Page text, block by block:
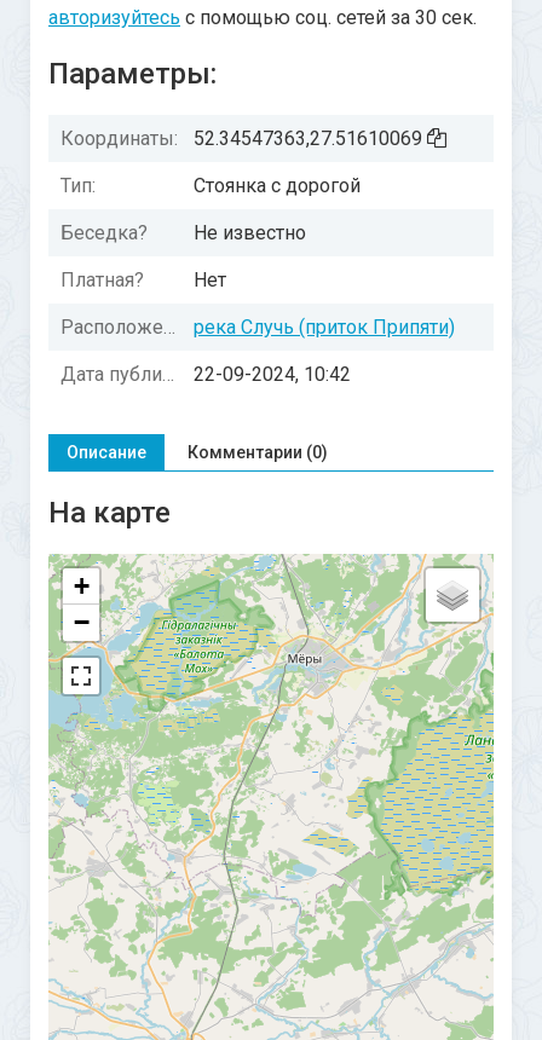
авторизуйтесь с помощью соц. сетей за 30 сек.
Параметры:
Координаты: 52.34547363,27.51610069
Тип: Стоянка с дорогой
Беседка? Не известно
Платная? Нет
Расположение: река Случь (приток Припяти)
Дата публикации: 22-09-2024, 10:42
Описание Комментарии (0)
На карте
+
−